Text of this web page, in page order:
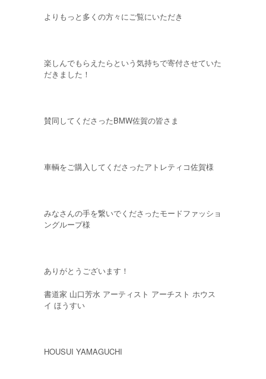
よりもっと多くの方々にご覧にいただき
楽しんでもらえたらという気持ちで寄付させていた
だきました！
賛同してくださったBMW佐賀の皆さま
車輌をご購入してくださったアトレティコ佐賀様
みなさんの手を繋いでくださったモードファッショ
ングループ様
ありがとうございます！
書道家 山口芳水 アーティスト アーチスト ホウス
イ ほうすい
HOUSUI YAMAGUCHI